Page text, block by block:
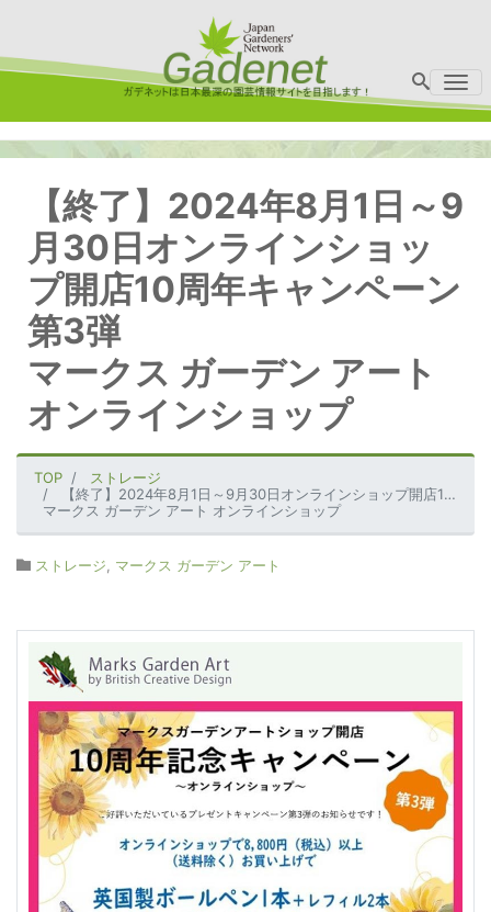
【終了】2024年8月1日～9
月30日オンラインショッ
プ開店10周年キャンペーン
第3弾
マークス ガーデン アート
オンラインショップ
TOP
ストレージ
【終了】2024年8月1日～9月30日オンラインショップ開店10周年キャンペーン第3弾
マークス ガーデン アート オンラインショップ
ストレージ マークス ガーデン アート